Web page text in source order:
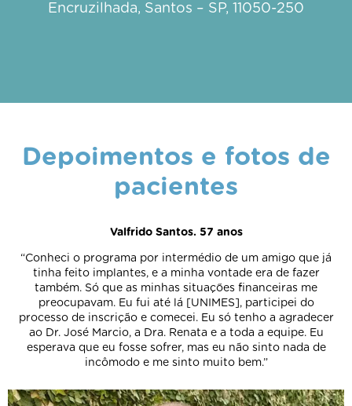
Encruzilhada, Santos – SP, 11050-250
Depoimentos e fotos de
pacientes
Valfrido Santos. 57 anos
“Conheci o programa por intermédio de um amigo que já
tinha feito implantes, e a minha vontade era de fazer
também. Só que as minhas situações financeiras me
preocupavam. Eu fui até lá [UNIMES], participei do
processo de inscrição e comecei. Eu só tenho a agradecer
ao Dr. José Marcio, a Dra. Renata e a toda a equipe. Eu
esperava que eu fosse sofrer, mas eu não sinto nada de
incômodo e me sinto muito bem.”